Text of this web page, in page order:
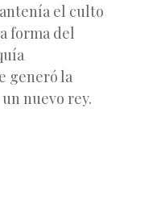
el culto
forma del
generó la
nuevo rey.